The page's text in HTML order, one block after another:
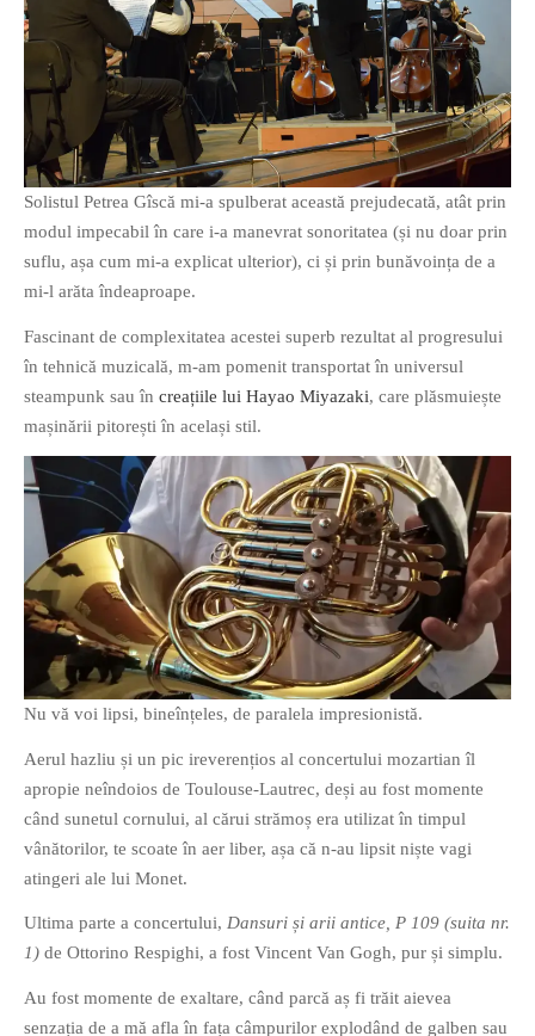
Filme-Carti.ro
Solistul Petrea Gîscă mi-a spulberat această prejudecată, atât prin
modul impecabil în care i-a manevrat sonoritatea (și nu doar prin
suflu, așa cum mi-a explicat ulterior), ci și prin bunăvoința de a
mi-l arăta îndeaproape.
Fascinant de complexitatea acestei superb rezultat al progresului
în tehnică muzicală, m-am pomenit transportat în universul
steampunk sau în creațiile lui Hayao Miyazaki, care plăsmuiește
mașinării pitorești în același stil.
Nu vă voi lipsi, bineînțeles, de paralela impresionistă.
Aerul hazliu și un pic ireverențios al concertului mozartian îl
apropie neîndoios de Toulouse-Lautrec, deși au fost momente
când sunetul cornului, al cărui strămoș era utilizat în timpul
vânătorilor, te scoate în aer liber, așa că n-au lipsit niște vagi
atingeri ale lui Monet.
Ultima parte a concertului, Dansuri și arii antice, P 109 (suita nr.
1) de Ottorino Respighi, a fost Vincent Van Gogh, pur și simplu.
Au fost momente de exaltare, când parcă aș fi trăit aievea
senzația de a mă afla în fața câmpurilor explodând de galben sau